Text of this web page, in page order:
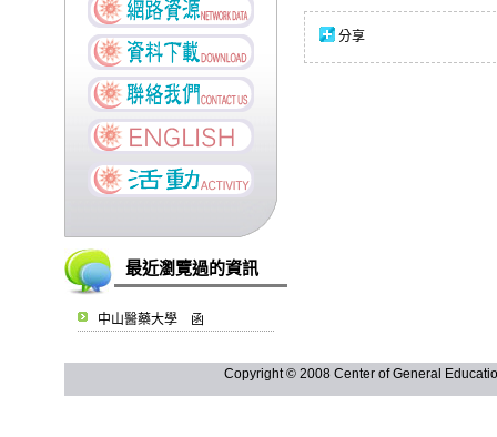
最近瀏覽過的資訊
中山醫藥大學 函
分享
Copyright © 2008 Center of General